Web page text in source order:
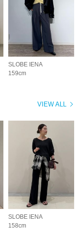
SLOBE IENA
159cm
VIEW ALL
SLOBE IENA
158cm